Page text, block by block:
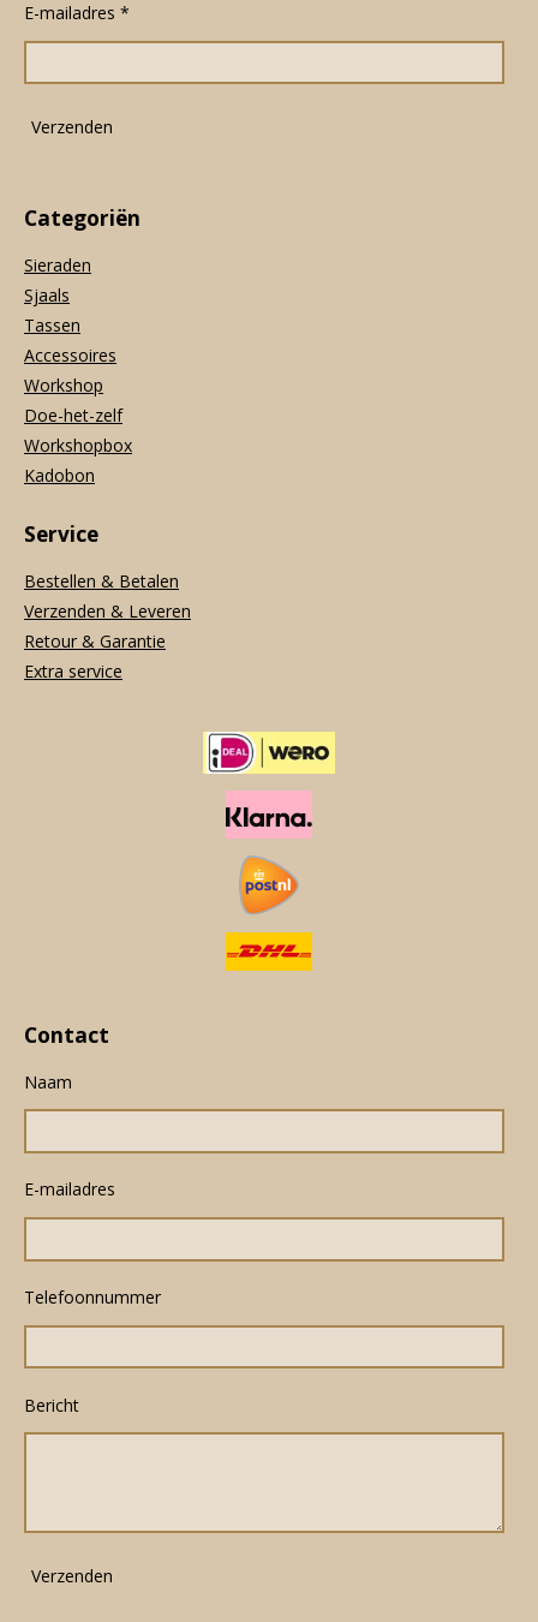
b
o
a
g
m
A
E-mailadres *
Verzenden
Categoriën
Sieraden
Sjaals
Tassen
Accessoires
Workshop
Doe-het-zelf
Workshopbox
Kadobon
Service
Bestellen & Betalen
Verzenden & Leveren
Retour & Garantie
Extra service
Contact
Naam
E-mailadres
Telefoonnummer
Bericht
Verzenden